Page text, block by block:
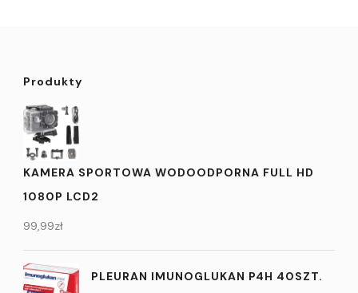
Produkty
KAMERA SPORTOWA WODOODPORNA FULL HD
1080P LCD2
99,99zł
PLEURAN IMUNOGLUKAN P4H 40SZT.